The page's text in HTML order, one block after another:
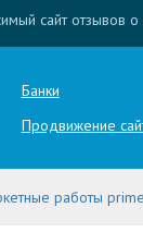
сайт отзывов
Банки
Продвижение
работы